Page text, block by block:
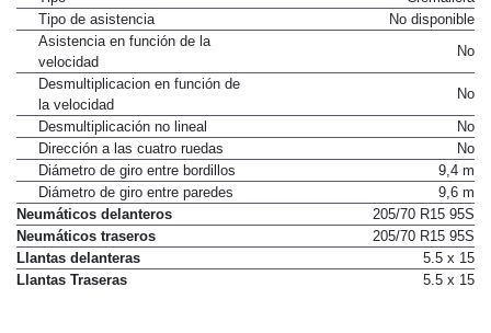
Tipo de asistencia
No disponible
Asistencia en función de la
velocidad
No
Desmultiplicacion en función de
la velocidad
No
Desmultiplicación no lineal
No
Dirección a las cuatro ruedas
No
Diámetro de giro entre bordillos
9,4 m
Diámetro de giro entre paredes
9,6 m
Neumáticos delanteros
205/70 R15 95S
Neumáticos traseros
205/70 R15 95S
Llantas delanteras
5.5 x 15
Llantas Traseras
5.5 x 15